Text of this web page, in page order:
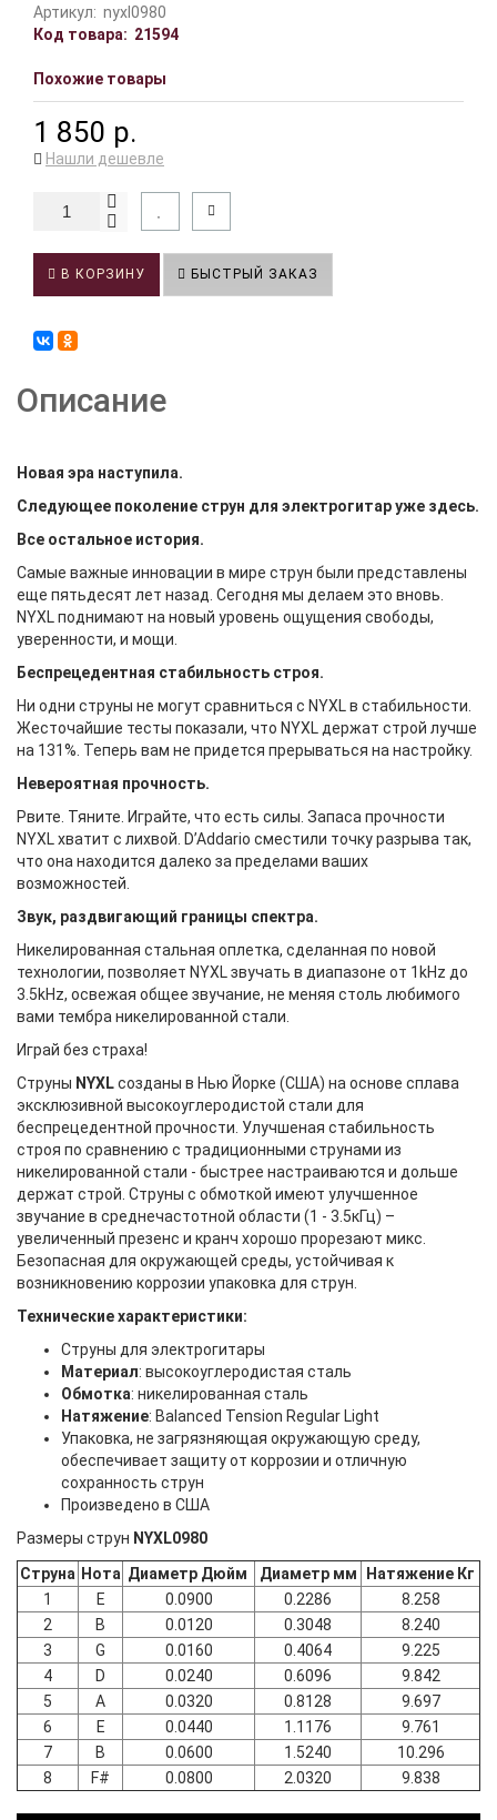
Артикул: nyxl0980
Код товара: 21594
Похожие товары
1 850 р.
Нашли дешевле
В КОРЗИНУ БЫСТРЫЙ ЗАКАЗ
Описание
Новая эра наступила.
Следующее поколение струн для электрогитар уже здесь.
Все остальное история.
Самые важные инновации в мире струн были представлены
еще пятьдесят лет назад. Сегодня мы делаем это вновь.
NYXL поднимают на новый уровень ощущения свободы,
уверенности, и мощи.
Беспрецедентная стабильность строя.
Ни одни струны не могут сравниться с NYXL в стабильности.
Жесточайшие тесты показали, что NYXL держат строй лучше
на 131%. Теперь вам не придется прерываться на настройку.
Невероятная прочность.
Рвите. Тяните. Играйте, что есть силы. Запаса прочности
NYXL хватит с лихвой. D’Addario сместили точку разрыва так,
что она находится далеко за пределами ваших
возможностей.
Звук, раздвигающий границы спектра.
Никелированная стальная оплетка, сделанная по новой
технологии, позволяет NYXL звучать в диапазоне от 1kHz до
3.5kHz, освежая общее звучание, не меняя столь любимого
вами тембра никелированной стали.
Играй без страха!
Струны NYXLсозданы в Нью Йорке (США) на основе сплава
эксклюзивной высокоуглеродистой стали для
беспрецедентной прочности. Улучшеная стабильность
строя по сравнению с традиционными струнами из
никелированной стали - быстрее настраиваются и дольше
держат строй. Струны с обмоткой имеют улучшенное
звучание в среднечастотной области (1 - 3.5кГц) –
увеличенный презенс и кранч хорошо прорезают микс.
Безопасная для окружающей среды, устойчивая к
возникновению коррозии упаковка для струн.
Технические характеристики:
Струны для электрогитары
Материал: высокоуглеродистая сталь
Обмотка: никелированная сталь
Натяжение: Balanced Tension Regular Light
Упаковка, не загрязняющая окружающую среду,
обеспечивает защиту от коррозии и отличную
сохранность струн
Произведено в США
Размеры струн NYXL0980
Струна Нота Диаметр Дюйм Диаметр мм
Натяжение Кг
1
E 0.0900 0.2286
8.258
2
B 0.0120 0.3048
8.240
3
G 0.0160 0.4064
9.225
4
D 0.0240 0.6096
9.842
5
A 0.0320 0.8128
9.697
6
E 0.0440 1.1176
9.761
7
B 0.0600 1.5240
10.296
8
F# 0.0800 2.0320 9.838